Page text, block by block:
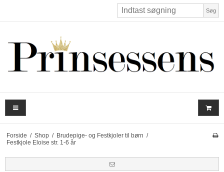
Søg
Forside / Shop / Brudepige- og Festkjoler til børn /
Festkjole Eloise str. 1-6 år